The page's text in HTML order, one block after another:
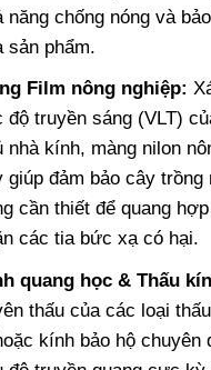
năng chống nóng và
sản phẩm.
Film nông nghiệp:
độ truyền sáng (VLT)
nhà kính, màng nilon
giúp đảm bảo cây trồng
cần thiết để quang
các tia bức xạ có hại.
quang học & Thấu
thấu của các loại
kính bảo hộ chuyên